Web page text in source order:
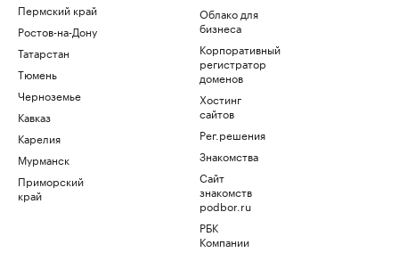
Пермский край
Ростов-на-Дону
Татарстан
Тюмень
Черноземье
Кавказ
Карелия
Мурманск
Приморский
край
Облако для
бизнеса
Корпоративный
регистратор
доменов
Хостинг
сайтов
Рег.решения
Знакомства
Сайт
знакомств
podbor.ru
РБК
Компании